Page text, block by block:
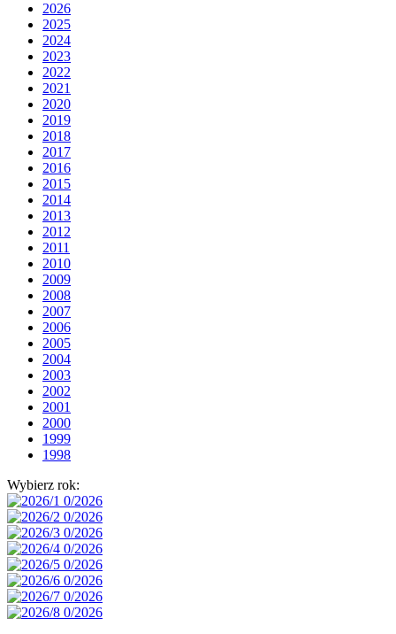
2026
2025
2024
2023
2022
2021
2020
2019
2018
2017
2016
2015
2014
2013
2012
2011
2010
2009
2008
2007
2006
2005
2004
2003
2002
2001
2000
1999
1998
Wybierz rok: